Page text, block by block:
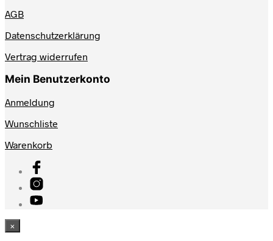
AGB
Datenschutzerklärung
Vertrag widerrufen
Mein Benutzerkonto
Anmeldung
Wunschliste
Warenkorb
×